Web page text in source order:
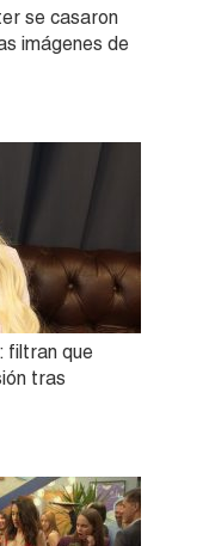
se casaron
imágenes de
filtran que
tras